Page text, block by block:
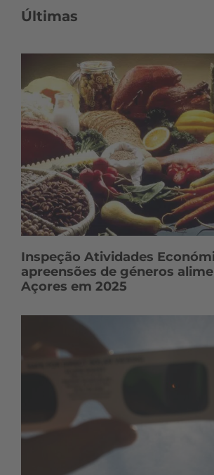
Últimas
Inspeção Atividades
apreensões de géneros
Açores em 2025